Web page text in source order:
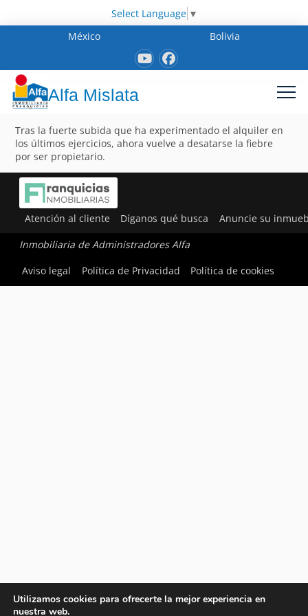
Select Language ▼
México
Bolivia
Alfa Mislata
Tras la fuerte subida que ha experimentado el alquiler en
los últimos ejercicios, ahora vuelve a desatarse la fiebre
por ser propietario.
Atención al cliente Díganos qué busca Anuncie su
Inmobiliaria de Administradores Alfa
Aviso legal
Política de Privacidad Política de cookies
Utilizamos cookies para ofrecerte la mejor experiencia en
nuestra web.